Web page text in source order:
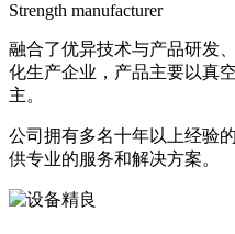
Strength manufacturer
融合了优异技术与产品研发
化生产企业，产品主要以真
主。
公司拥有多名十年以上经验
供专业的服务和解决方案。